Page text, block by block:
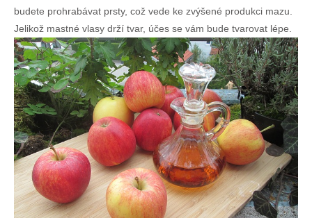
budete prohrabávat prsty, což vede ke zvýšené produkci mazu.
Jelikož mastné vlasy drží tvar, účes se vám bude tvarovat lépe.